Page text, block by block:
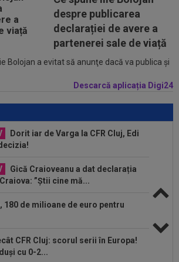
despre publicarea
declarației de avere a
partenerei sale de viață
Bolojan a evitat să anunţe dacă va publica şi
Descarcă aplicația Digi24
Lovitură de proporții: Ioan Varga,
și să preia alt club...
oară când o zic”
Dorit iar de Varga la CFR Cluj, Edi
Gică Craioveanu a dat declarația
de milioane de euro pentru
Folha, OUT de la CFR Cluj după